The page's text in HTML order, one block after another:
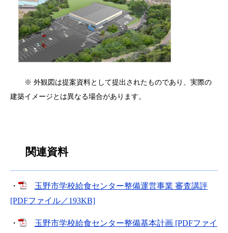
※ 外観図は提案資料として提出されたものであり、実際の
建築イメージとは異なる場合があります。
関連資料
・
玉野市学校給食センター整備運営事業 審査講評
[PDFファイル／193KB]
・
玉野市学校給食センター整備基本計画 [PDFファイ